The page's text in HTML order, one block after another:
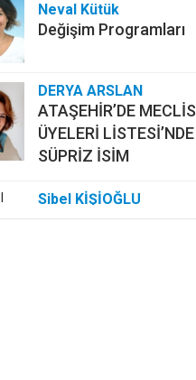
Neval Kütük
Değişim Programları
DERYA ARSLAN
ATAŞEHİR’DE MECLİS
ÜYELERİ LİSTESİ’NDE
SÜPRİZ İSİM
Sibel KİŞİOĞLU
EUROVISION'DA